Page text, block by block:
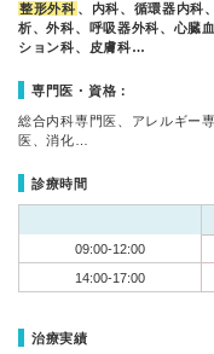
整形外科 、内科、循環器内科
析、外科、呼吸器外科、心臓
ション科、皮膚科…
専門医・資格：
総合内科専門医、アレルギー
医、消化…
診療時間
09:00-12:00
14:00-17:00
治療実績